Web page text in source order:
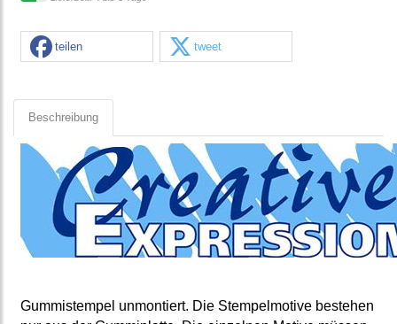
teilen tweet
Beschreibung
Gummistempel unmontiert. Die Stempelmotive bestehen